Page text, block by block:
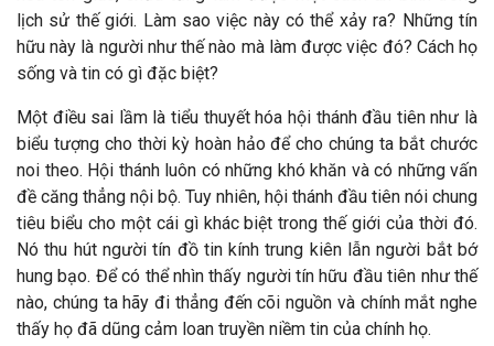
lịch sử thế giới. Làm sao việc này có thể xảy ra? Những tín
hữu này là người như thế nào mà làm được việc đó? Cách họ
sống và tin có gì đặc biệt?
Một điều sai lầm là tiểu thuyết hóa hội thánh đầu tiên như là
biểu tượng cho thời kỳ hoàn hảo để cho chúng ta bắt chước
noi theo. Hội thánh luôn có những khó khăn và có những vấn
đề căng thẳng nội bộ. Tuy nhiên, hội thánh đầu tiên nói chung
tiêu biểu cho một cái gì khác biệt trong thế giới của thời đó.
Nó thu hút người tín đồ tin kính trung kiên lẫn người bắt bớ
hung bạo. Để có thể nhìn thấy người tín hữu đầu tiên như thế
nào, chúng ta hãy đi thẳng đến cõi nguồn và chính mắt nghe
thấy họ đã dũng cảm loan truyền niềm tin của chính họ.